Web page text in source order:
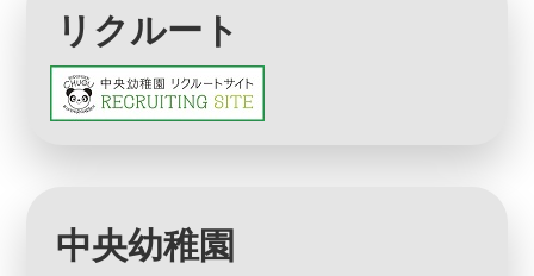
リクルート
中央幼稚園